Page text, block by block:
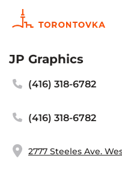
JP Graphics
(416) 318-6782
(416) 318-6782
2777 Steeles Ave.